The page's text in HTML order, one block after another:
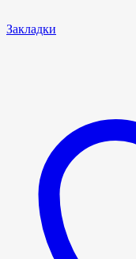
Закладки